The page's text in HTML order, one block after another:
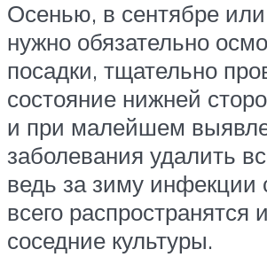
Осенью, в сентябре
нужно обязательно
посадки, тщательно
состояние нижней
и при малейшем
заболевания удалить
ведь за зиму инфекции
всего распространятся
соседние культуры.